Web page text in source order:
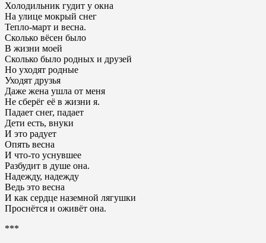
Холодильник гудит у окна
На улице мокрый снег
Тепло-март и весна.
Сколько вёсен было
В жизни моей
Сколько было родных и друзей
Но уходят родные
Уходят друзья
Даже жена ушла от меня
Не сберёг её в жизни я.
Падает снег, падает
Дети есть, внуки
И это радует
Опять весна
И что-то уснувшее
Разбудит в душе она.
Надежду, надежду
Ведь это весна
И как сердце наземной лягушки
Проснётся и оживёт она.
***